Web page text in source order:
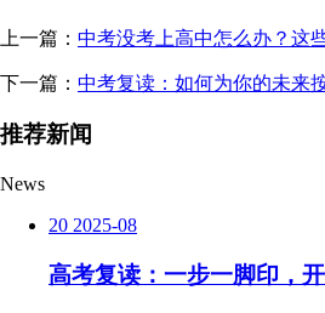
上一篇： 中考没考上高中怎么办？这
下一篇： 中考复读：如何为你的未来
推荐新闻
News
20 2025-08
高考复读：一步一脚印，